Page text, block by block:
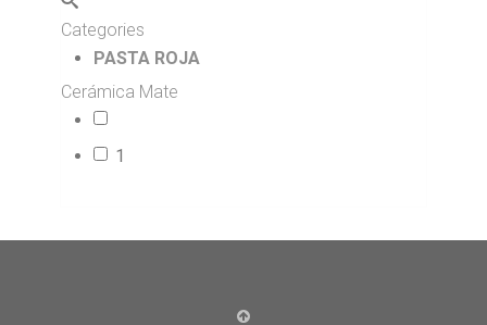
Categories
PASTA ROJA
Cerámica Mate
1